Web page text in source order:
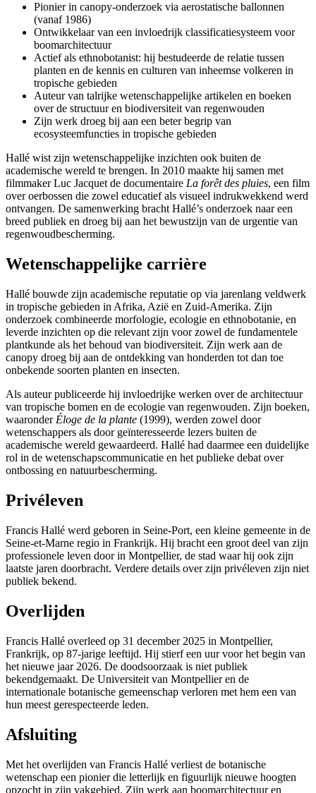
Pionier in canopy-onderzoek via aerostatische ballonnen
(vanaf 1986)
Ontwikkelaar van een invloedrijk classificatiesysteem voor
boomarchitectuur
Actief als ethnobotanist: hij bestudeerde de relatie tussen
planten en de kennis en culturen van inheemse volkeren in
tropische gebieden
Auteur van talrijke wetenschappelijke artikelen en boeken
over de structuur en biodiversiteit van regenwouden
Zijn werk droeg bij aan een beter begrip van
ecosysteemfuncties in tropische gebieden
Hallé wist zijn wetenschappelijke inzichten ook buiten de
academische wereld te brengen. In 2010 maakte hij samen met
filmmaker Luc Jacquet de documentaire La forêt des pluies, een film
over oerbossen die zowel educatief als visueel indrukwekkend werd
ontvangen. De samenwerking bracht Hallé’s onderzoek naar een
breed publiek en droeg bij aan het bewustzijn van de urgentie van
regenwoudbescherming.
Wetenschappelijke carrière
Hallé bouwde zijn academische reputatie op via jarenlang veldwerk
in tropische gebieden in Afrika, Azië en Zuid-Amerika. Zijn
onderzoek combineerde morfologie, ecologie en ethnobotanie, en
leverde inzichten op die relevant zijn voor zowel de fundamentele
plantkunde als het behoud van biodiversiteit. Zijn werk aan de
canopy droeg bij aan de ontdekking van honderden tot dan toe
onbekende soorten planten en insecten.
Als auteur publiceerde hij invloedrijke werken over de architectuur
van tropische bomen en de ecologie van regenwouden. Zijn boeken,
waaronder Éloge de la plante (1999), werden zowel door
wetenschappers als door geïnteresseerde lezers buiten de
academische wereld gewaardeerd. Hallé had daarmee een duidelijke
rol in de wetenschapscommunicatie en het publieke debat over
ontbossing en natuurbescherming.
Privéleven
Francis Hallé werd geboren in Seine-Port, een kleine gemeente in de
Seine-et-Marne regio in Frankrijk. Hij bracht een groot deel van zijn
professionele leven door in Montpellier, de stad waar hij ook zijn
laatste jaren doorbracht. Verdere details over zijn privéleven zijn niet
publiek bekend.
Overlijden
Francis Hallé overleed op 31 december 2025 in Montpellier,
Frankrijk, op 87-jarige leeftijd. Hij stierf een uur voor het begin van
het nieuwe jaar 2026. De doodsoorzaak is niet publiek
bekendgemaakt. De Universiteit van Montpellier en de
internationale botanische gemeenschap verloren met hem een van
hun meest gerespecteerde leden.
Afsluiting
Met het overlijden van Francis Hallé verliest de botanische
wetenschap een pionier die letterlijk en figuurlijk nieuwe hoogten
opzocht in zijn vakgebied. Zijn werk aan boomarchitectuur en